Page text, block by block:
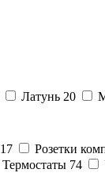
Латунь 20
17 Розетки
Термостаты 74